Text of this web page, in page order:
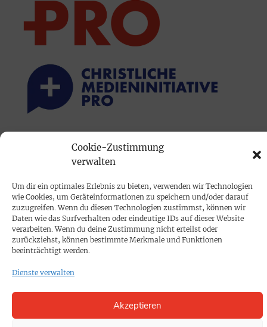
Cookie-Zustimmung
verwalten
Um dir ein optimales Erlebnis zu bieten, verwenden wir Technologien
wie Cookies, um Geräteinformationen zu speichern und/oder darauf
zuzugreifen. Wenn du diesen Technologien zustimmst, können wir
Daten wie das Surfverhalten oder eindeutige IDs auf dieser Website
verarbeiten. Wenn du deine Zustimmung nicht erteilst oder
zurückziehst, können bestimmte Merkmale und Funktionen
beeinträchtigt werden.
Dienste verwalten
Akzeptieren
PRINTAUSGABE
Mediadaten
PROKOMPAKT
Impressum
SPENDEN
Datenschutz
Cookie-Richtlinie